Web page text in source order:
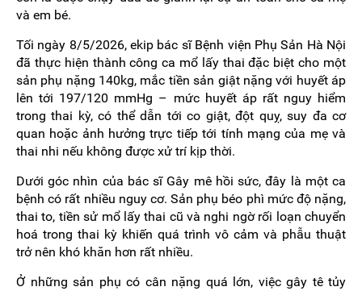
và em bé.
Tối ngày 8/5/2026, ekip bác sĩ Bệnh viện Phụ Sản Hà Nội
đã thực hiện thành công ca mổ lấy thai đặc biệt cho một
sản phụ nặng 140kg, mắc tiền sản giật nặng với huyết áp
lên tới 197/120 mmHg – mức huyết áp rất nguy hiểm
trong thai kỳ, có thể dẫn tới co giật, đột quỵ, suy đa cơ
quan hoặc ảnh hưởng trực tiếp tới tính mạng của mẹ và
thai nhi nếu không được xử trí kịp thời.
Dưới góc nhìn của bác sĩ Gây mê hồi sức, đây là một ca
bệnh có rất nhiều nguy cơ. Sản phụ béo phì mức độ nặng,
thai to, tiền sử mổ lấy thai cũ và nghi ngờ rối loạn chuyển
hoá trong thai kỳ khiến quá trình vô cảm và phẫu thuật
trở nên khó khăn hơn rất nhiều.
Ở những sản phụ có cân nặng quá lớn, việc gây tê tủy